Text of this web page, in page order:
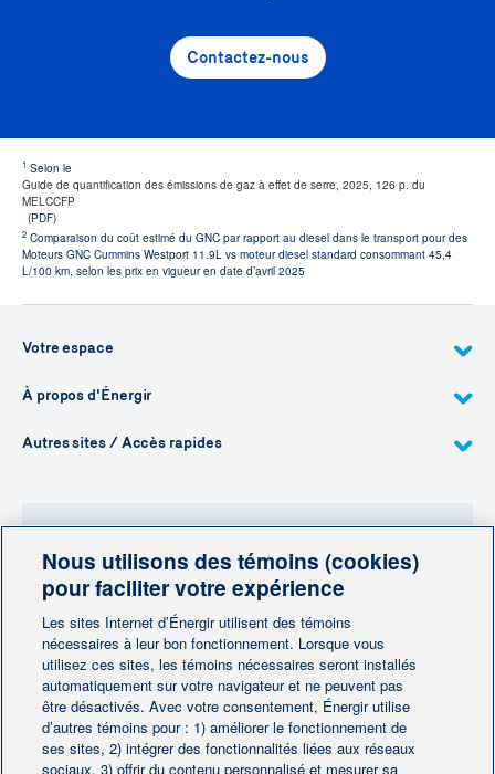
Contactez-nous
1 Selon le
Guide de quantification des émissions de gaz à effet de serre, 2025, 126 p. du
MELCCFP
(PDF)
2 Comparaison du coût estimé du GNC par rapport au diesel dans le transport pour des
Moteurs GNC Cummins Westport 11.9L vs moteur diesel standard consommant 45,4
L/100 km, selon les prix en vigueur en date d’avril 2025
Votre espace
À propos d'Énergir
Autres sites / Accès rapides
Besoin de plus d'information?
Contactez-nous
Contactez-nous
Nous utilisons des témoins (cookies)
pour faciliter votre expérience
Les sites Internet d’Énergir utilisent des témoins
nécessaires à leur bon fonctionnement. Lorsque vous
utilisez ces sites, les témoins nécessaires seront installés
automatiquement sur votre navigateur et ne peuvent pas
être désactivés. Avec votre consentement, Énergir utilise
d’autres témoins pour : 1) améliorer le fonctionnement de
ses sites, 2) intégrer des fonctionnalités liées aux réseaux
sociaux, 3) offrir du contenu personnalisé et mesurer sa